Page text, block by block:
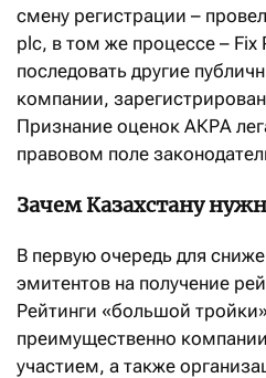
смену регистрации –
plc, в том же процессе – Fix
последовать другие
компании,
Признание оценок АКРА
правовом поле
Зачем Казахстану
В первую очередь для
эмитентов на получение
Рейтинги «большой
преимущественно
участием, а также